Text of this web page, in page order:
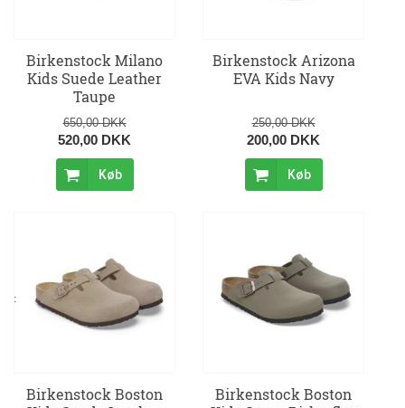
Birkenstock Milano
Kids Suede Leather
Taupe
650,00 DKK
520,00 DKK
Køb
Birkenstock Arizona
EVA Kids Navy
250,00 DKK
200,00 DKK
Køb
Birkenstock Boston
Birkenstock Boston